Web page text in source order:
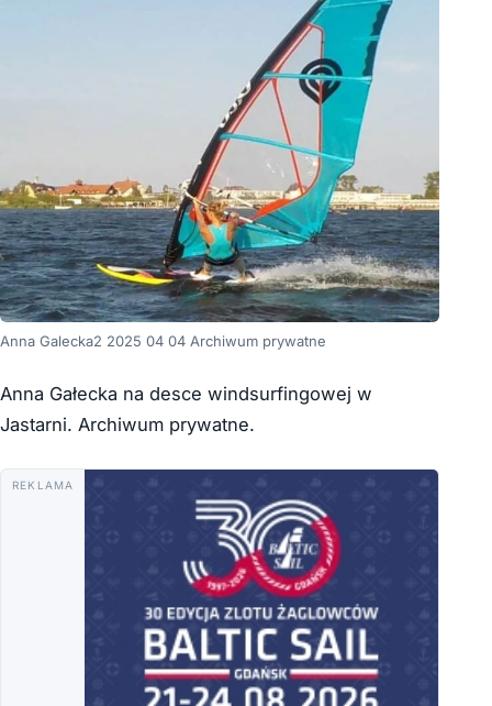
Anna Galecka2 2025 04 04 Archiwum prywatne
Anna Gałecka na desce windsurfingowej w
Jastarni. Archiwum prywatne.
REKLAMA